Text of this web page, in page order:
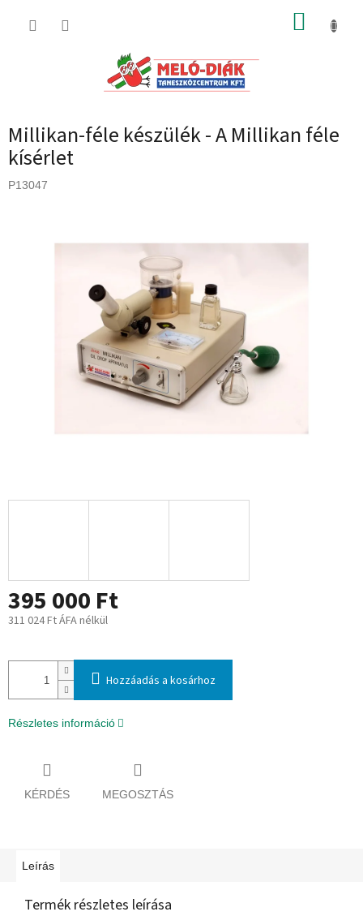
KOSÁR
Millikan-féle készülék - A Millikan féle
kísérlet
P13047
395 000 Ft
311 024 Ft ÁFA nélkül
Hozzáadás a kosárhoz
Részletes információ
KÉRDÉS MEGOSZTÁS
Leírás
Termék részletes leírása